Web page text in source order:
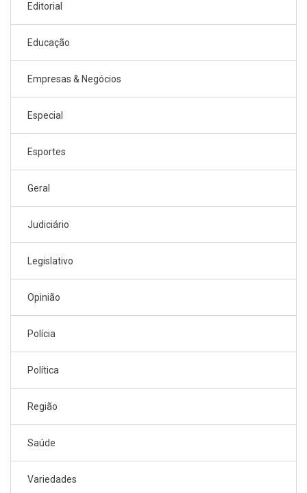
Editorial
Educação
Empresas & Negócios
Especial
Esportes
Geral
Judiciário
Legislativo
Opinião
Polícia
Política
Região
Saúde
Variedades